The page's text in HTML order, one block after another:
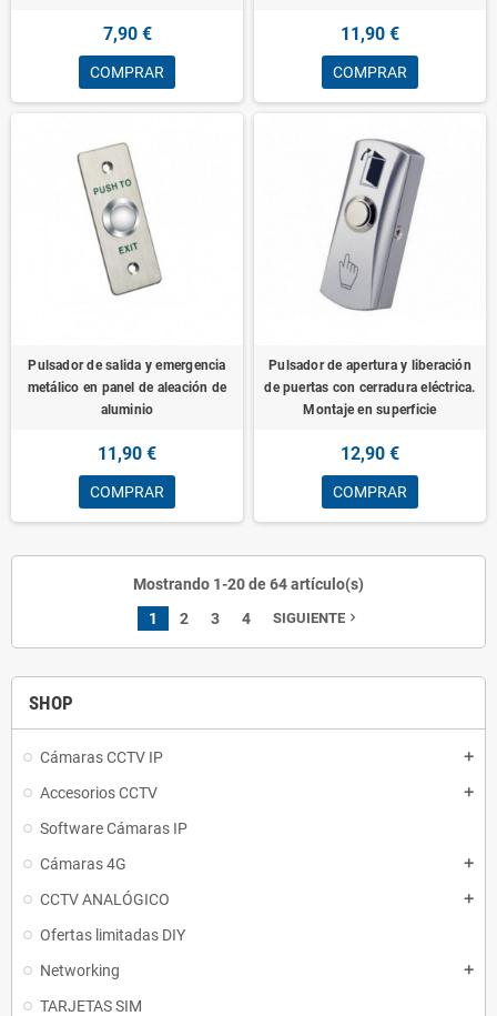
SHOP
Cámaras CCTV IP add
Accesorios CCTV add
Software Cámaras IP
Cámaras 4G
add
CCTV ANALÓGICO add
Ofertas limitadas DIY
Networking
add
TARJETAS SIM
7,90 €
COMPRAR
11,90 €
COMPRAR
Pulsador de salida y emergencia
metálico en panel de aleación de
aluminio
11,90 €
COMPRAR
Pulsador de apertura y liberación
de puertas con cerradura eléctrica.
Montaje en superficie
12,90 €
COMPRAR
Mostrando 1-20 de 64 artículo(s)
1
2 3 4 SIGUIENTEnavigate_next